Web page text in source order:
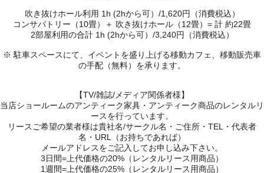
吹き抜けホール利用 1h (2hから可）/1,620円（消費税込）
コンサバトリー（10畳）＋ 吹き抜けホール（12畳）= 計 約22畳
2部屋利用の合計 1h (2hから可）/3,240円（消費税込）
※ 駐車スペースにて、イベントを盛り上げる移動カフェ、移動販売車
の手配（無料）を承ります。
【TV/雑誌/メディア関係者様】
当店ショールームのアンティーク家具・アンティーク商品のレンタルリ
ースを行っています。
リースご希望の業者様は貴社名/サークル名・ご住所・TEL・代表者
名・URL（お持ちであれば）
メールアドレスをご記入してお申し込み下さい。
3日間=上代価格の20%（レンタルリース用商品）
1週間=上代価格の25%（レンタルリース用商品）